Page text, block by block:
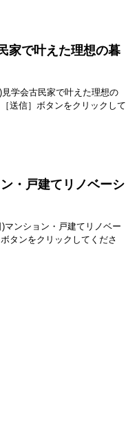
家で叶えた理想の暮
学会古民家で叶えた理想の
送信］ボタンをクリックして
・戸建てリノベーシ
マンション・戸建てリノベー
タンをクリックしてくださ